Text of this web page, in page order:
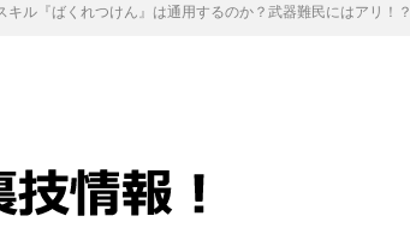
キル『ばくれつけん』は通用するのか？武器難民にはアリ！？